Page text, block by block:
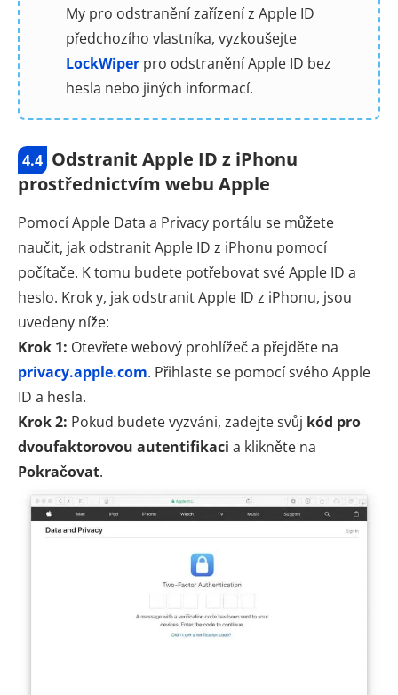
My pro odstranění zařízení z Apple ID
předchozího vlastníka, vyzkoušejte
LockWiper pro odstranění Apple ID bez
hesla nebo jiných informací.
4.4 Odstranit Apple ID z iPhonu
prostřednictvím webu Apple
Pomocí Apple Data a Privacy portálu se můžete
naučit, jak odstranit Apple ID z iPhonu pomocí
počítače. K tomu budete potřebovat své Apple ID a
heslo. Krok y, jak odstranit Apple ID z iPhonu, jsou
uvedeny níže:
Krok 1: Otevřete webový prohlížeč a přejděte na
privacy.apple.com. Přihlaste se pomocí svého Apple
ID a hesla.
Krok 2: Pokud budete vyzváni, zadejte svůj kód pro
dvoufaktorovou autentifikaci a klikněte na
Pokračovat.